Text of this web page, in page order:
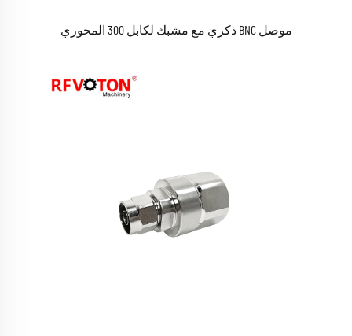
موصل BNC ذكري مع مشبك لكابل 300 المحوري